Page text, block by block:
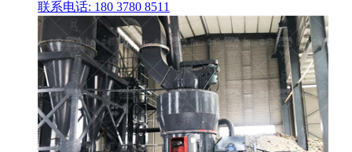
联系电话: 180 3780 8511